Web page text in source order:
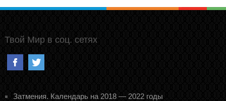
Твой Мир в соц. сетях
Затмения. Календарь на 2018 — 2022 годы